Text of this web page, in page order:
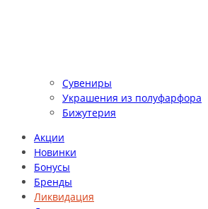
Сувениры
Украшения из полуфарфора
Бижутерия
Акции
Новинки
Бонусы
Бренды
Ликвидация